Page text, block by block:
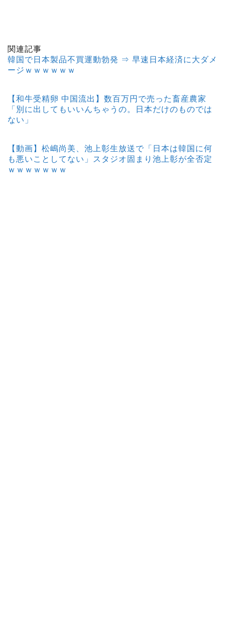
関連記事
韓国で日本製品不買運動勃発 ⇒ 早速日本経済に大ダメ
ージｗｗｗｗｗｗ
【和牛受精卵 中国流出】数百万円で売った畜産農家
「別に出してもいいんちゃうの。日本だけのものでは
ない」
【動画】松嶋尚美、池上彰生放送で「日本は韓国に何
も悪いことしてない」スタジオ固まり池上彰が全否定
ｗｗｗｗｗｗｗ